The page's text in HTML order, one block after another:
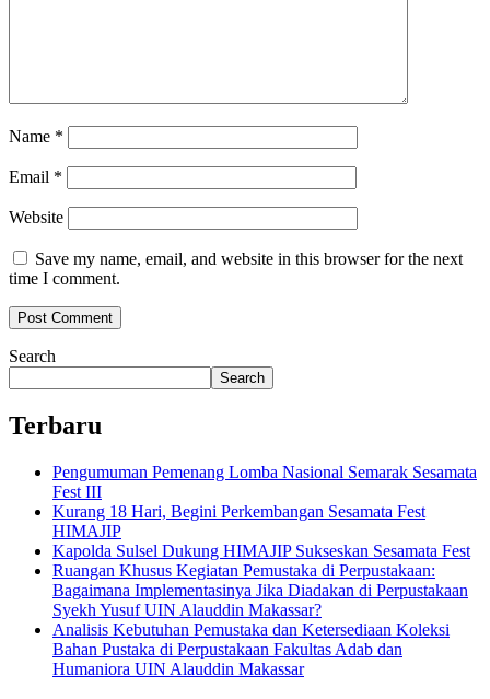
Name *
Email *
Website
Save my name, email, and website in this browser for the next
time I comment.
Search
Search
Terbaru
Pengumuman Pemenang Lomba Nasional Semarak Sesamata
Fest III
Kurang 18 Hari, Begini Perkembangan Sesamata Fest
HIMAJIP
Kapolda Sulsel Dukung HIMAJIP Sukseskan Sesamata Fest
Ruangan Khusus Kegiatan Pemustaka di Perpustakaan:
Bagaimana Implementasinya Jika Diadakan di Perpustakaan
Syekh Yusuf UIN Alauddin Makassar?
Analisis Kebutuhan Pemustaka dan Ketersediaan Koleksi
Bahan Pustaka di Perpustakaan Fakultas Adab dan
Humaniora UIN Alauddin Makassar